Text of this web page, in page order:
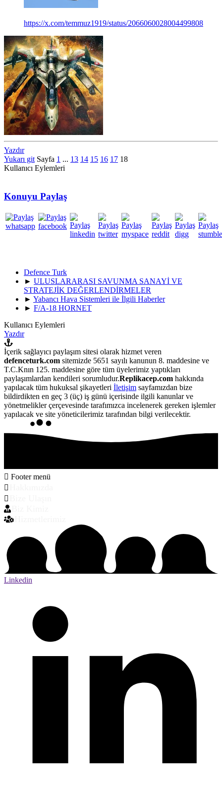
https://x.com/temmuz1919/status/2066060028004499808
Yazdır
Yukarı git Sayfa 1 ... 13 14 15 16 17 18
Kullanıcı Eylemleri
Konuyu Paylaş
Defence Turk
► ULUSLARARASI SAVUNMA SANAYİ VE
STRATEJİK DEĞERLENDİRMELER
► Yabancı Hava Sistemleri ile İlgili Haberler
► F/A-18 HORNET
Kullanıcı Eylemleri
Yazdır
İçerik sağlayıcı paylaşım sitesi olarak hizmet veren
defenceturk.com sitemizde 5651 sayılı kanunun 8. maddesine ve
T.C.Knın 125. maddesine göre tüm üyelerimiz yaptıkları
paylaşımlardan kendileri sorumludur.Replikacep.com hakkında
yapılacak tüm hukuksal şikayetleri İletişim sayfamızdan bize
bildirdikten en geç 3 (üç) iş günü içerisinde ilgili kanunlar ve
yönetmelikler çerçevesinde tarafımızca incelenerek gereken işlemler
yapılacak ve site yöneticilerimiz tarafından bilgi verilecektir.
Footer menü
Linkedin